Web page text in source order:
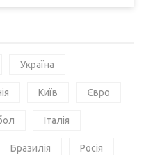
Україна
Київ Євро
Італія
Бразилія Росія